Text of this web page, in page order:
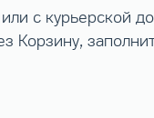
с курьерской
Корзину,